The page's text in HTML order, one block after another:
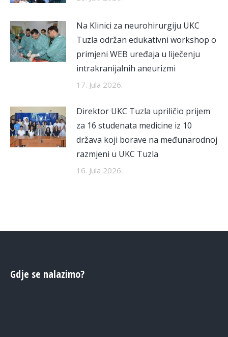
Na Klinici za neurohirurgiju UKC
Tuzla održan edukativni workshop o
primjeni WEB uređaja u liječenju
intrakranijalnih aneurizmi
17. Jula 2026.
Direktor UKC Tuzla upriličio prijem
za 16 studenata medicine iz 10
država koji borave na međunarodnoj
razmjeni u UKC Tuzla
16. Jula 2026.
Gdje se nalazimo?